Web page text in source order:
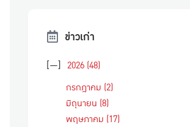
ข่าวเก่า
[—] 2026 (48)
กรกฎาคม (2)
มิถุนายน (8)
พฤษภาคม (17)